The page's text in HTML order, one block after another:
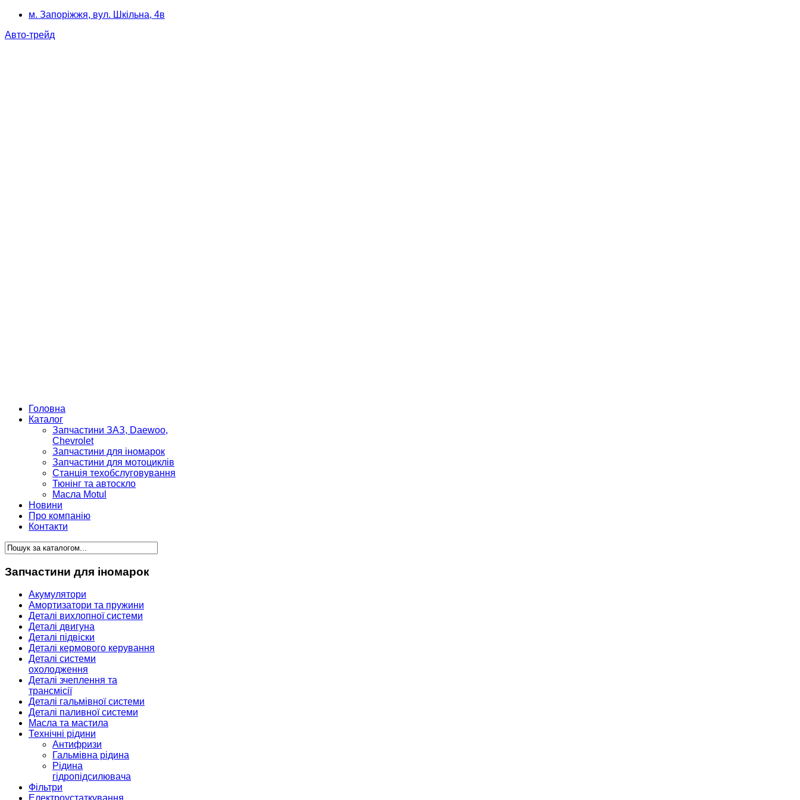
м. Запоріжжя, вул. Шкільна, 4в
Авто-трейд
Головна
Каталог
Запчастини ЗАЗ, Daewoo,
Chevrolet
Запчастини для іномарок
Запчастини для мотоциклів
Станція техобслуговування
Тюнінг та автоскло
Масла Motul
Новини
Про компанію
Контакти
Запчастини для іномарок
Акумулятори
Амортизатори та пружини
Деталі вихлопної системи
Деталі двигуна
Деталі підвіски
Деталі кермового керування
Деталі системи
охолодження
Деталі зчеплення та
трансмісії
Деталі гальмівної системи
Деталі паливної системи
Масла та мастила
Технічні рідини
Антифризи
Гальмівна рідина
Рідина
гідропідсилювача
Фільтри